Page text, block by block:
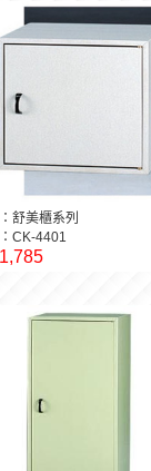
舒美櫃系列
CK-4401